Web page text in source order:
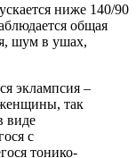
ниже 140/90
общая
шум в ушах,
эклампсия –
так
виде
с
тонико-